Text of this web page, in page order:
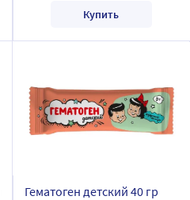
Купить
Гематоген детский 40 гр